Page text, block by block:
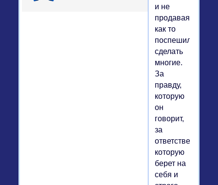
и не
продаваясь
как то
поспешили
сделать
многие.
За
правду,
которую
он
говорит,
за
ответственность,
которую
берет на
себя и